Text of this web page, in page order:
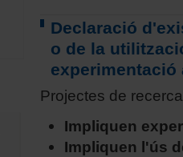
Declaració
o de la
experimentació
Projectes de
Impliquen
Impliquen l'ús